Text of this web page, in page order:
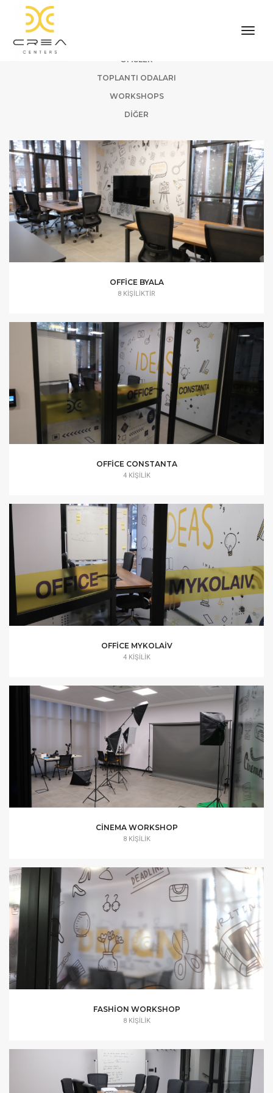
OFISLER
TOPLANTI ODALARI
WORKSHOPS
DIĞER
OFFICE BYALA
8 KIŞILIKTIR
OFFICE CONSTANTA
4 KIŞILIK
OFFICE MYKOLAIV
4 KIŞILIK
CINEMA WORKSHOP
8 KIŞILIK
FASHION WORKSHOP
8 KIŞILIK